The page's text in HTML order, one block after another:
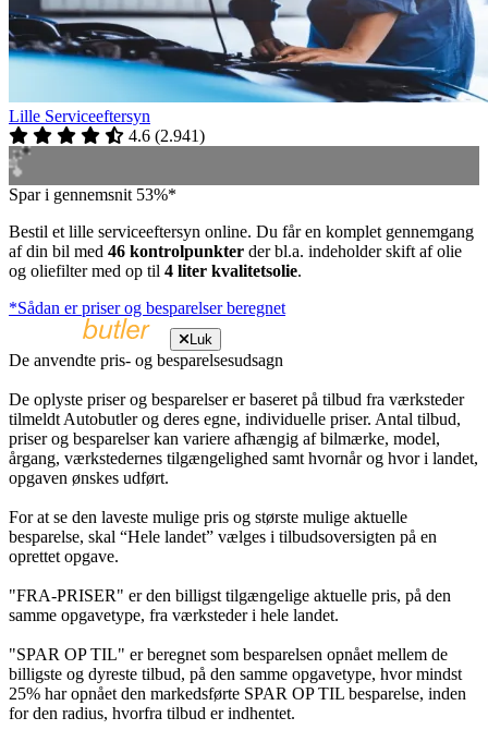
Lille Serviceeftersyn
4.6 (2.941)
Spar i gennemsnit 53%*
Bestil et lille serviceeftersyn online. Du får en komplet gennemgang
af din bil med 46 kontrolpunkter der bl.a. indeholder skift af olie
og oliefilter med op til 4 liter kvalitetsolie.
*Sådan er priser og besparelser beregnet
Luk
De anvendte pris- og besparelsesudsagn
De oplyste priser og besparelser er baseret på tilbud fra værksteder
tilmeldt Autobutler og deres egne, individuelle priser. Antal tilbud,
priser og besparelser kan variere afhængig af bilmærke, model,
årgang, værkstedernes tilgængelighed samt hvornår og hvor i landet,
opgaven ønskes udført.
For at se den laveste mulige pris og største mulige aktuelle
besparelse, skal “Hele landet” vælges i tilbudsoversigten på en
oprettet opgave.
"FRA-PRISER" er den billigst tilgængelige aktuelle pris, på den
samme opgavetype, fra værksteder i hele landet.
"SPAR OP TIL" er beregnet som besparelsen opnået mellem de
billigste og dyreste tilbud, på den samme opgavetype, hvor mindst
25% har opnået den markedsførte SPAR OP TIL besparelse, inden
for den radius, hvorfra tilbud er indhentet.